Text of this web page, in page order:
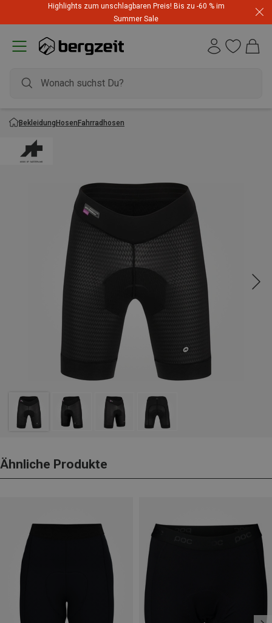
Highlights zum unschlagbaren Preis! Bis zu -60 % im
Summer Sale
BekleidungHosenFahrradhosen
Ähnliche Produkte